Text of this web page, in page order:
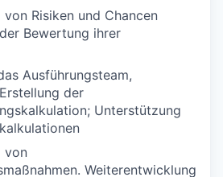
Risiken und Chancen
Bewertung ihrer
Ausführungsteam,
der
Unterstützung
von
Weiterentwicklung